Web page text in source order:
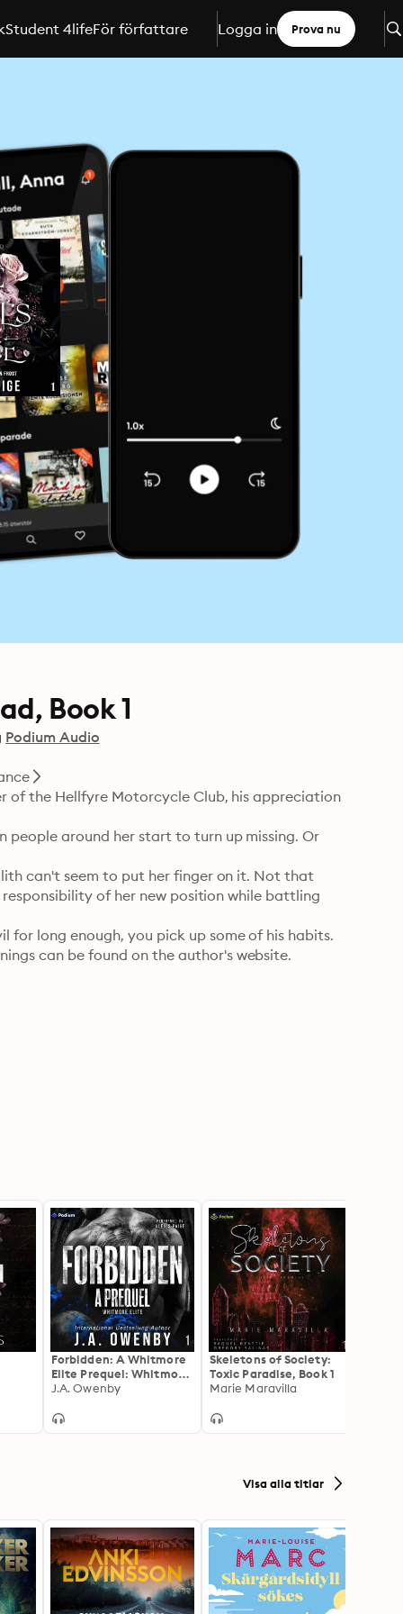
Student 4lifeFör författare Logga in Prova nu
Book 1
Podium Audio
of the Hellfyre Motorcycle Club, his appreciation
people around her start to turn up missing. Or
can't seem to put her finger on it. Not that
of her new position while battling
long enough, you pick up some of his habits.
can be found on the author's website.
Forbidden: A Whitmore
Elite Prequel: Whitmore
Elite, Book 1
J.A. Owenby
Skeletons of Society:
Toxic Paradise, Book 1
Marie Maravilla
Visa alla titlar